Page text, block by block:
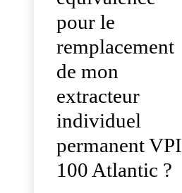
pour le
remplacement
de mon
extracteur
individuel
permanent VPI
100 Atlantic ?